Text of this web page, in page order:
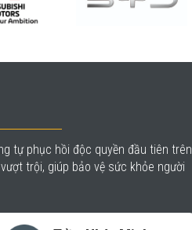
tự phục hồi độc quyền đầu tiên trên
trội, giúp bảo vệ sức khỏe người